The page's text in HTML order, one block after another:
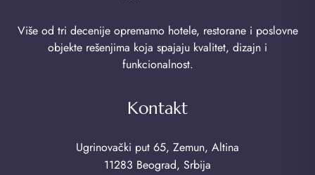
Više od tri decenije opremamo hotele, restorane i poslovne
objekte rešenjima koja spajaju kvalitet, dizajn i
funkcionalnost.
Kontakt
Ugrinovački put 65, Zemun, Altina
11283 Beograd, Srbija